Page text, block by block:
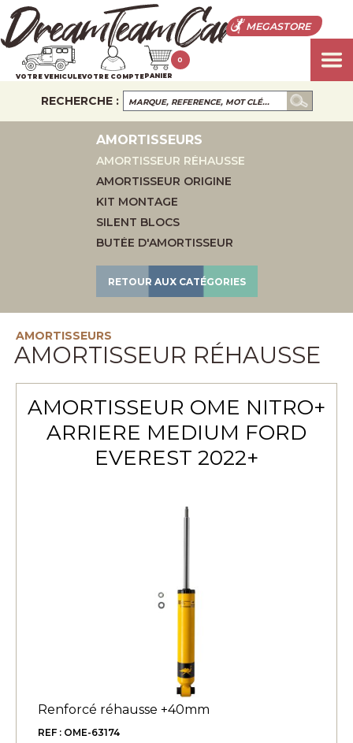
MEGASTORE
VOTRE VEHICULEVOTRE COMPTEPANIER
0
RECHERCHE :
AMORTISSEURS
AMORTISSEUR RÉHAUSSE
AMORTISSEUR ORIGINE
KIT MONTAGE
SILENT BLOCS
BUTÉE D'AMORTISSEUR
RETOUR AUX CATÉGORIES
AMORTISSEURS
AMORTISSEUR RÉHAUSSE
AMORTISSEUR OME NITRO+
ARRIERE MEDIUM FORD
EVEREST 2022+
Renforcé réhausse +40mm
REF : OME-63174